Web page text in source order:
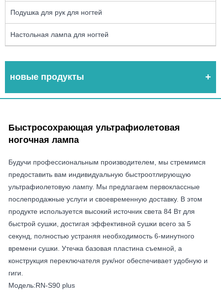
Подушка для рук для ногтей
Настольная лампа для ногтей
новые продукты
Быстросохрающая ультрафиолетовая
ногочная лампа
Будучи профессиональным производителем, мы стремимся
предоставить вам индивидуальную быстроотлирующую
ультрафиолетовую лампу. Мы предлагаем первоклассные
послепродажные услуги и своевременную доставку. В этом
продукте используется высокий источник света 84 Вт для
быстрой сушки, достигая эффективной сушки всего за 5
секунд, полностью устраняя необходимость 6-минутного
времени сушки. Утечка базовая пластина съемной, а
конструкция переключателя рук/ног обеспечивает удобную и
гиги.
Модель:RN-S90 plus